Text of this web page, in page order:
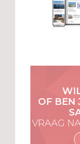
OF BEN
VRAAG